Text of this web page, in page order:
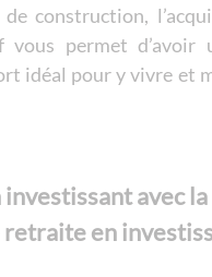
construction,
vous permet d’avoir
idéal pour y vivre et
avec
en